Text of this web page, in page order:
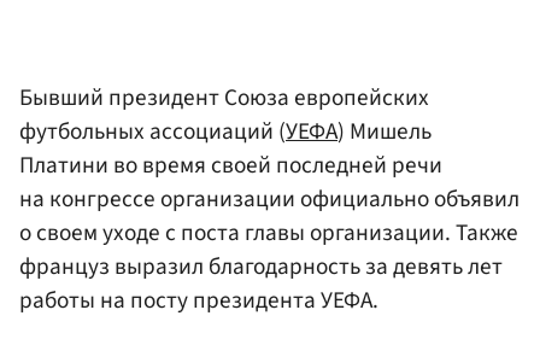
Бывший президент Союза европейских
футбольных ассоциаций (УЕФА) Мишель
Платини во время своей последней речи
на конгрессе организации официально объявил
о своем уходе с поста главы организации. Также
француз выразил благодарность за девять лет
работы на посту президента УЕФА.